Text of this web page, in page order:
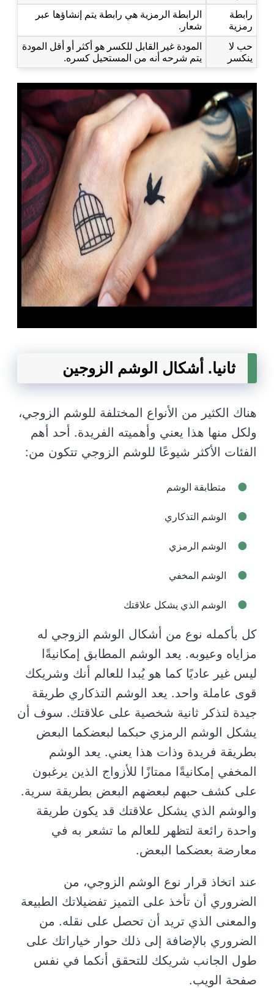
رابطة
رمزية
الرابطة الرمزية هي رابطة يتم إنشاؤها عبر
شعار.
حب لا
ينكسر
المودة غير القابل للكسر هو أكثر أو أقل المودة
يتم شرحه أنه من المستحيل كسره.
ثانيا. أشكال الوشم الزوجين
هناك الكثير من الأنواع المختلفة للوشم الزوجي،
ولكل منها هذا يعني وأهميته الفريدة. أحد أهم
الفئات الأكثر شيوعًا للوشم الزوجي تتكون من:
متطابقة الوشم
الوشم التذكاري
الوشم الرمزي
الوشم المخفي
الوشم الذي يشكل علاقتك
كل بأكمله نوع من أشكال الوشم الزوجي له
مزاياه وعيوبه. يعد الوشم المطابق إمكانيةًا
ليس غير عاديًا كما هو يُبدا للعالم أنك وشريكك
قوى عاملة واحد. يعد الوشم التذكاري طريقة
جيدة لتذكر ثانية شخصية على علاقتك. سوف أن
يشكل الوشم الرمزي حبكما لبعضكما البعض
بطريقة فريدة وذات هذا يعني. يعد الوشم
المخفي إمكانيةًا ممتازًا للأزواج الذين يرغبون
على كشف حبهم لبعضهم البعض بطريقة سرية.
والوشم الذي يشكل علاقتك قد يكون طريقة
واحدة رائعة لتظهر للعالم ما تشعر به في
معارضة بعضكما البعض.
عند اتخاذ قرار نوع الوشم الزوجي، من
الضروري أن تأخذ على التميز تفضيلاتك الطبيعة
والمعنى الذي تريد أن تحصل على نقله. من
الضروري بالإضافة إلى ذلك حوار خياراتك على
طول الجانب شريكك للتحقق أنكما في نفس
صفحة الويب.